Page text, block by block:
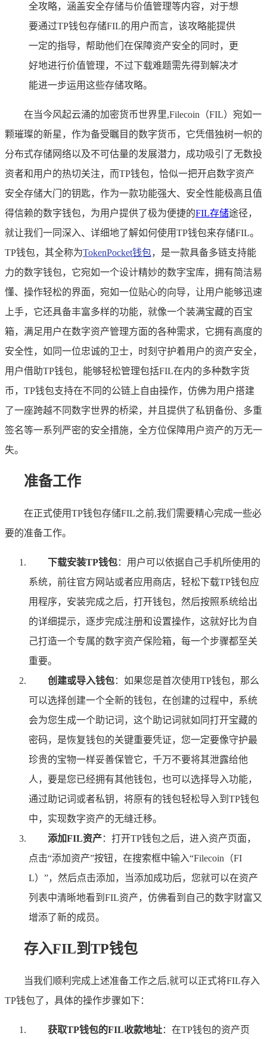
全攻略，涵盖安全存储与价值管理等内容，对于想
要通过TP钱包存储FIL的用户而言，该攻略能提供
一定的指导，帮助他们在保障资产安全的同时，更
好地进行价值管理，不过下载难题需先得到解决才
能进一步运用这些存储攻略。
在当今风起云涌的加密货币世界里,Filecoin（FIL）宛如一
颗璀璨的新星，作为备受瞩目的数字货币，它凭借独树一帜的
分布式存储网络以及不可估量的发展潜力，成功吸引了无数投
资者和用户的热切关注，而TP钱包，恰似一把开启数字资产
安全存储大门的钥匙，作为一款功能强大、安全性能极高且值
得信赖的数字钱包，为用户提供了极为便捷的FIL存储途径，
就让我们一同深入、详细地了解如何使用TP钱包来存储FIL。
TP钱包，其全称为TokenPocket钱包，是一款具备多链支持能
力的数字钱包，它宛如一个设计精妙的数字宝库，拥有简洁易
懂、操作轻松的界面，宛如一位贴心的向导，让用户能够迅速
上手，它还具备丰富多样的功能，就像一个装满宝藏的百宝
箱，满足用户在数字资产管理方面的各种需求，它拥有高度的
安全性，如同一位忠诚的卫士，时刻守护着用户的资产安全，
用户借助TP钱包，能够轻松管理包括FIL在内的多种数字货
币，TP钱包支持在不同的公链上自由操作，仿佛为用户搭建
了一座跨越不同数字世界的桥梁，并且提供了私钥备份、多重
签名等一系列严密的安全措施，全方位保障用户资产的万无一
失。
准备工作
在正式使用TP钱包存储FIL之前,我们需要精心完成一些必
要的准备工作。
下载安装TP钱包：用户可以依据自己手机所使用的
系统，前往官方网站或者应用商店，轻松下载TP钱包应
用程序，安装完成之后，打开钱包，然后按照系统给出
的详细提示，逐步完成注册和设置操作，这就好比为自
己打造一个专属的数字资产保险箱，每一个步骤都至关
重要。
创建或导入钱包：如果您是首次使用TP钱包，那么
可以选择创建一个全新的钱包，在创建的过程中，系统
会为您生成一个助记词，这个助记词就如同打开宝藏的
密码，是恢复钱包的关键重要凭证，您一定要像守护最
珍贵的宝物一样妥善保管它，千万不要将其泄露给他
人，要是您已经拥有其他钱包，也可以选择导入功能，
通过助记词或者私钥，将原有的钱包轻松导入到TP钱包
中，实现数字资产的无缝迁移。
添加FIL资产：打开TP钱包之后，进入资产页面，
点击“添加资产”按钮，在搜索框中输入“Filecoin（FI
L）”，然后点击添加，当添加成功后，您就可以在资产
列表中清晰地看到FIL资产，仿佛看到自己的数字财富又
增添了新的成员。
存入FIL到TP钱包
当我们顺利完成上述准备工作之后,就可以正式将FIL存入
TP钱包了，具体的操作步骤如下：
获取TP钱包的FIL收款地址：在TP钱包的资产页